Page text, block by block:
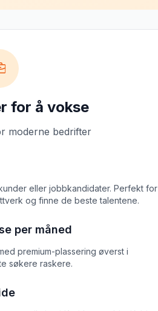
for å vokse
moderne bedrifter
eller jobbkandidater. Perfekt for
og finne de beste talentene.
per måned
premium-plassering øverst i
søkere raskere.